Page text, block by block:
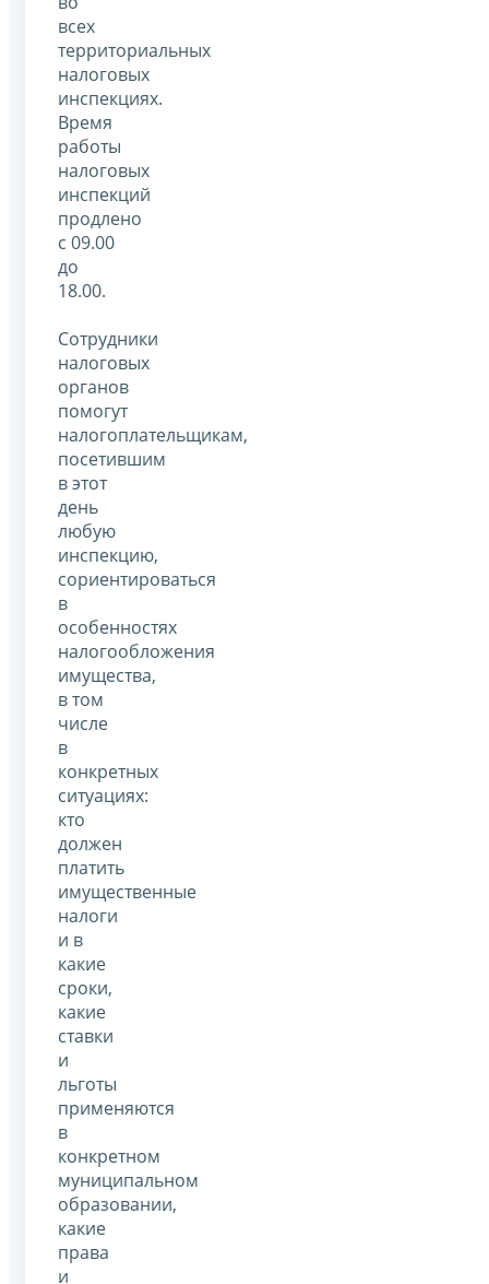
всех
территориальных
налоговых
инспекциях.
Время
работы
налоговых
инспекций
продлено
с 09.00
до
18.00.
Сотрудники
налоговых
органов
помогут
налогоплательщикам,
посетившим
в этот
день
любую
инспекцию,
сориентироваться
в
особенностях
налогообложения
имущества,
в том
числе
в
конкретных
ситуациях:
кто
должен
платить
имущественные
налоги
и в
какие
сроки,
какие
ставки
и
льготы
применяются
в
конкретном
муниципальном
образовании,
какие
права
и